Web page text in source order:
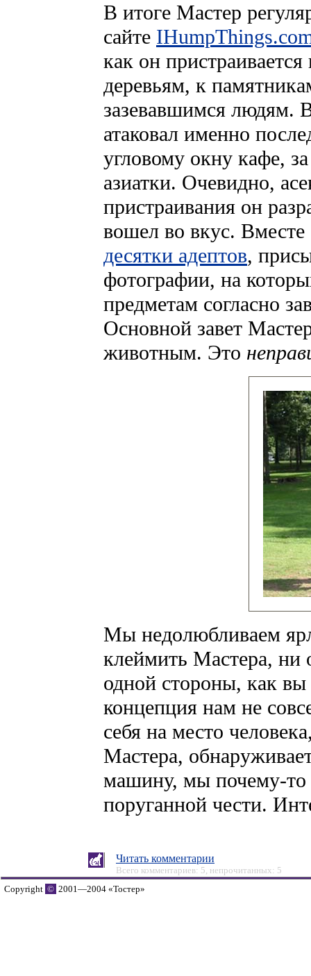
В итоге Мастер
сайте
как он
деревьям, к
зазевавшимся людям.
атаковал именно
угловому окну кафе,
азиатки. Очевидно,
пристраивания он
вошел во вкус.
десятки адептов,
фотографии, на
предметам согласно
Основной завет
животным. Это
Мы недолюбливаем
клеймить Мастера, ни
одной стороны, как вы
концепция нам не
себя на место
Мастера,
машину, мы почему-
поруганной чести.
Читать комментарии
Всего комментариев: 5, непрочитанных: 5
Copyright © 2001—2004 «Тостер»